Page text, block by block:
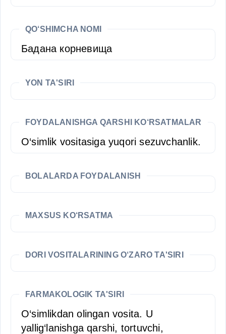
QO‘SHIMCHA NOMI
Бадана корневища
YON TA'SIRI
FOYDALANISHGA QARSHI KO‘RSATMALAR
O‘simlik vositasiga yuqori sezuvchanlik.
BOLALARDA FOYDALANISH
MAXSUS KO‘RSATMA
DORI VOSITALARINING O‘ZARO TA'SIRI
FARMAKOLOGIK TA'SIRI
O‘simlikdan olingan vosita. U
yallig‘lanishga qarshi, tortuvchi,